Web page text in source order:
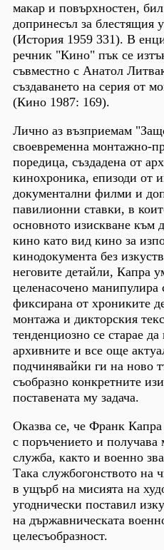
макар и повърхностен,
допринесъл за блестящия
(История 1959 331). В
речник "Кино" пък се
съвместно с Анатол
създаването на серия от
(Кино 1987: 169).
Лично аз възприемам
своевременна монтажно-
поредица, създадена от
кинохроника, епизоди от
документални филми и
павилионни ставки, в
основното изискване към
кино като вид кино за
кинодокумента без
неговите детайли, Капра
целенасочено манипулира
фиксирана от хрониките
монтажа и дикторския
тенденциозно се старае
архивните и все още
подчинявайки ги на ново
съобразно конкретните
поставената му задача.
Оказва се, че Франк
с поръчението и получава
служба, както и военно
Така службогонството на
в ущърб на мисията на
угоднически поставил
на държавническата
целесъобразност.